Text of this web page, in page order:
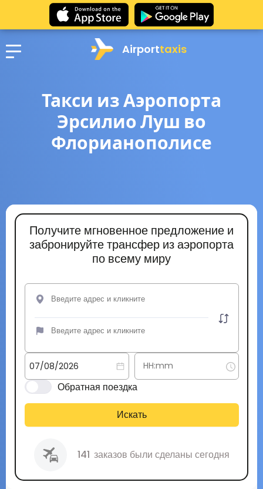
Airporttaxis
Такси из Аэропорта
Эрсилио Луш во
Флорианополисе
Получите мгновенное предложение и
забронируйте трансфер из аэропорта
по всему миру
Обратная поездка
Искать
141 заказов были сделаны сегодня